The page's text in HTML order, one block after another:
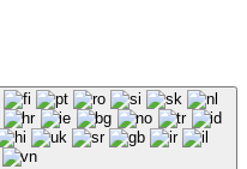
galaktika64.ru